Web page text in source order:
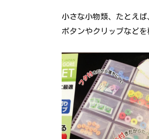
小さな小物類、たとえば
ボタンやクリップなどを